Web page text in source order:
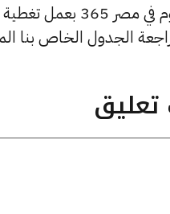
مميزة لسعر اليورو في مصر، يمكنك الاطلاع على صفحة
الجدول الخاص بنا